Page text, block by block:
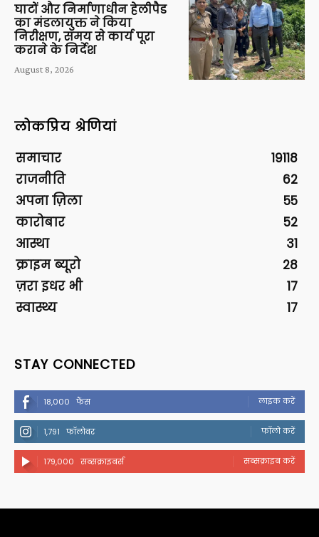
घाटों और निर्माणाधीन हेलीपैड
का मंडलायुक्त ने किया
निरीक्षण, समय से कार्य पूरा
कराने के निर्देश
August 8, 2026
लोकप्रिय श्रेणियां
समाचार
19118
राजनीति
62
अपना ज़िला
55
कारोबार
52
आस्था
31
क्राइम ब्यूरो
28
ज़रा इधर भी
17
स्वास्थ्य
17
STAY CONNECTED
18,000 फैंस लाइक करें
1,791 फॉलोवर फॉलो करें
179,000 सब्सक्राइबर्स सब्सक्राइब करें